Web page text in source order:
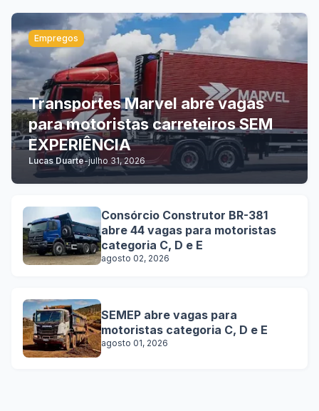
Empregos
Transportes Marvel abre vagas
para motoristas carreteiros SEM
EXPERIÊNCIA
Lucas Duarte-julho 31, 2026
Consórcio Construtor BR-381
abre 44 vagas para motoristas
categoria C, D e E
agosto 02, 2026
SEMEP abre vagas para
motoristas categoria C, D e E
agosto 01, 2026